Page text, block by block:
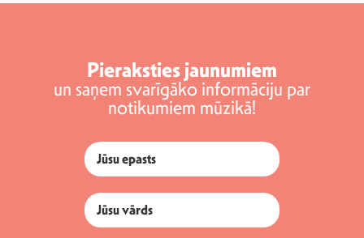
Pieraksties jaunumiem
un saņem svarīgāko informāciju par
notikumiem mūzikā!